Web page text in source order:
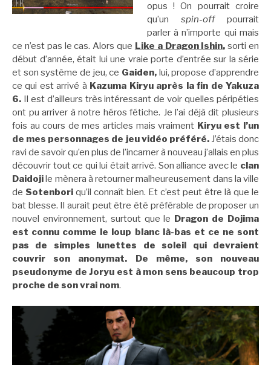
opus ! On pourrait croire
qu’un spin-off pourrait
parler à n’importe qui mais
ce n’est pas le cas. Alors que Like a Dragon Ishin,sorti en
début d’année, était lui une vraie porte d’entrée sur la série
et son système de jeu, ce Gaiden, lui, propose d’apprendre
ce qui est arrivé à Kazuma Kiryu après la fin de Yakuza
6.
Il est d’ailleurs très intéressant de voir quelles péripéties
ont pu arriver à notre héros fétiche. Je l’ai déjà dit plusieurs
fois au cours de mes articles mais vraiment Kiryu est l’un
de mes personnages de jeu vidéo préféré. J’étais donc
ravi de savoir qu’en plus de l’incarner à nouveau j’allais en plus
découvrir tout ce qui lui était arrivé. Son alliance avec le clan
Daidoji le mènera à retourner malheureusement dans la ville
de Sotenbori qu’il connaît bien. Et c’est peut être là que le
bat blesse. Il aurait peut être été préférable de proposer un
nouvel environnement, surtout que le Dragon de Dojima
est connu comme le loup blanc là-bas et ce ne sont
pas de simples lunettes de soleil qui devraient
couvrir son anonymat. De même, son nouveau
pseudonyme de Joryu est à mon sens beaucoup trop
proche de son vrai nom.